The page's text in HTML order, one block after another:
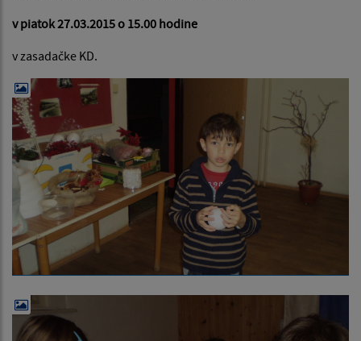
v piatok 27.03.2015 o 15.00 hodine
v zasadačke KD.